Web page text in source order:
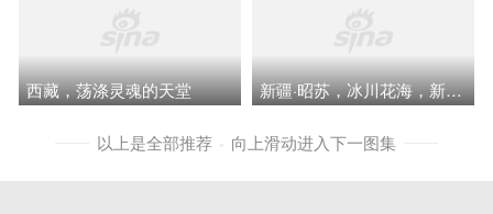
西藏，荡涤灵魂的天堂 新疆·昭苏，冰川花海，新疆境内唯一没有荒漠的天边小城！
以上是全部推荐 向上滑动进入下一图集